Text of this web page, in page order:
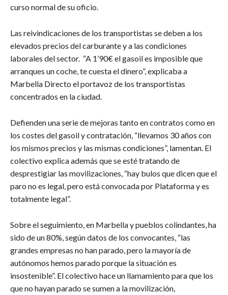
curso normal de su oficio.
Las reivindicaciones de los transportistas se deben a los
elevados precios del carburante y a las condiciones
laborales del sector. “A 1’90€ el gasoil es imposible que
arranques un coche, te cuesta el dinero”, explicaba a
Marbella Directo el portavoz de los transportistas
concentrados en la ciudad.
Defienden una serie de mejoras tanto en contratos como en
los costes del gasoil y contratación, “llevamos 30 años con
los mismos precios y las mismas condiciones”, lamentan. El
colectivo explica además que se esté tratando de
desprestigiar las movilizaciones, “hay bulos que dicen que el
paro no es legal, pero está convocada por Plataforma y es
totalmente legal”.
Sobre el seguimiento, en Marbella y pueblos colindantes, ha
sido de un 80%, según datos de los convocantes, “las
grandes empresas no han parado, pero la mayoría de
autónomos hemos parado porque la situación es
insostenible”. El colectivo hace un llamamiento para que los
que no hayan parado se sumen a la movilización,